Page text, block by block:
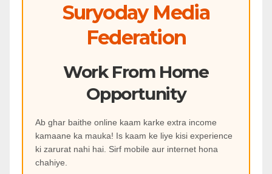
Suryoday Media
Federation
Work From Home
Opportunity
Ab ghar baithe online kaam karke extra income
kamaane ka mauka! Is kaam ke liye kisi experience
ki zarurat nahi hai. Sirf mobile aur internet hona
chahiye.